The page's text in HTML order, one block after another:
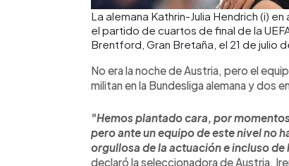
La alemana Kathrin-Julia Hendrich (i)
el partido de cuartos de final de la
Brentford, Gran Bretaña, el 21 de julio
No era la noche de Austria, pero el
militan en la Bundesliga alemana y dos
"Hemos plantado cara, por
pero ante un equipo de este nivel no
orgullosa de la actuación e incluso
declaró la seleccionadora de Austria,